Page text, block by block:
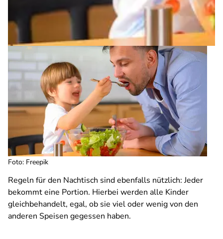
Foto: Freepik
Regeln für den Nachtisch sind ebenfalls nützlich: Jeder
bekommt eine Portion. Hierbei werden alle Kinder
gleichbehandelt, egal, ob sie viel oder wenig von den
anderen Speisen gegessen haben.